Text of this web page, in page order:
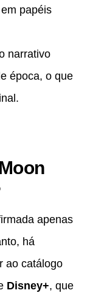
papéis
narrativo
época, o que
apenas
há
ao catálogo
Disney+, que